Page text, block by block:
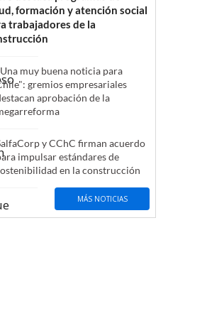
formación y atención social
trabajadores de la
muy buena noticia para
gremios empresariales
aprobación de la
y CChC firman acuerdo
impulsar estándares de
en la construcción
MÁS NOTICIAS